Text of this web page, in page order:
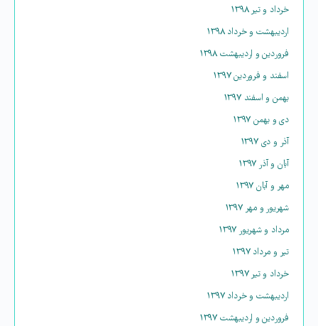
خرداد و تیر ۱۳۹۸
اردیبهشت و خرداد ۱۳۹۸
فروردین و اردیبهشت ۱۳۹۸
اسفند و فروردین ۱۳۹۷
بهمن و اسفند ۱۳۹۷
دی و بهمن ۱۳۹۷
آذر و دی ۱۳۹۷
آبان و آذر ۱۳۹۷
مهر و آبان ۱۳۹۷
شهریور و مهر ۱۳۹۷
مرداد و شهریور ۱۳۹۷
تیر و مرداد ۱۳۹۷
خرداد و تیر ۱۳۹۷
اردیبهشت و خرداد ۱۳۹۷
فروردین و اردیبهشت ۱۳۹۷